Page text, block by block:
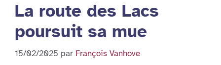
La route des Lacs
poursuit sa mue
15/02/2025 par François Vanhove